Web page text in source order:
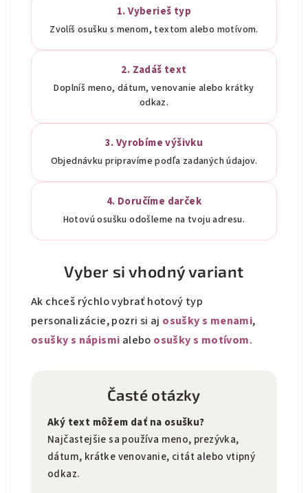
1. Vyberieš typ
Zvolíš osušku s menom, textom alebo motívom.
2. Zadáš text
Doplníš meno, dátum, venovanie alebo krátky
odkaz.
3. Vyrobíme výšivku
Objednávku pripravíme podľa zadaných údajov.
4. Doručíme darček
Hotovú osušku odošleme na tvoju adresu.
Vyber si vhodný variant
Ak chceš rýchlo vybrať hotový typ
personalizácie, pozri si aj osušky s menami,
osušky s nápismi alebo osušky s motívom.
Časté otázky
Aký text môžem dať na osušku?
Najčastejšie sa používa meno, prezývka,
dátum, krátke venovanie, citát alebo vtipný
odkaz.